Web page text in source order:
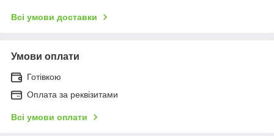
Всі умови доставки
Умови оплати
Готівкою
Оплата за реквізитами
Всі умови оплати